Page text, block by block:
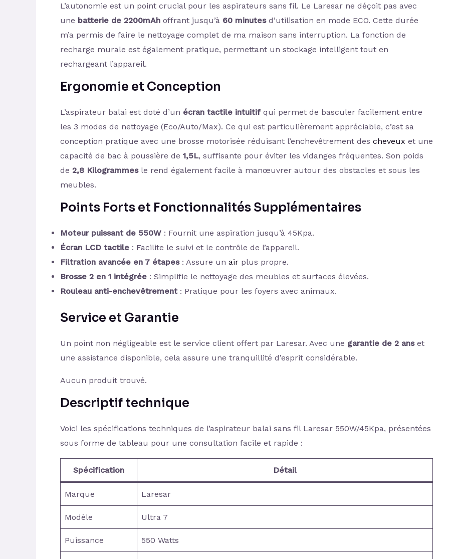
L’autonomie est un point crucial pour les aspirateurs sans fil. Le Laresar ne déçoit pas avec
une batterie de 2200mAh offrant jusqu’à 60 minutesd’utilisation en mode ECO. Cette durée
m’a permis de faire le nettoyage complet de ma maison sans interruption. La fonction de
recharge murale est également pratique, permettant un stockage intelligent tout en
rechargeant l’appareil.
Ergonomie et Conception
L’aspirateur balai est doté d’un écran tactile intuitif qui permet de basculer facilement entre
les 3 modes de nettoyage (Eco/Auto/Max). Ce qui est particulièrement appréciable, c’est sa
conception pratique avec une brosse motorisée réduisant l’enchevêtrement des cheveux et une
capacité de bac à poussière de 1,5L, suffisante pour éviter les vidanges fréquentes. Son poids
de 2,8 Kilogrammesle rend également facile à manœuvrer autour des obstacles et sous les
meubles.
Points Forts et Fonctionnalités Supplémentaires
Moteur puissant de 550W : Fournit une aspiration jusqu’à 45Kpa.
Écran LCD tactile : Facilite le suivi et le contrôle de l’appareil.
Filtration avancée en 7 étapes: Assure un air plus propre.
Brosse 2 en 1 intégrée : Simplifie le nettoyage des meubles et surfaces élevées.
Rouleau anti-enchevêtrement: Pratique pour les foyers avec animaux.
Service et Garantie
Un point non négligeable est le service client offert par Laresar. Avec une garantie de 2 anset
une assistance disponible, cela assure une tranquillité d’esprit considérable.
Aucun produit trouvé.
Descriptif technique
Voici les spécifications techniques de l’aspirateur balai sans fil Laresar 550W/45Kpa, présentées
sous forme de tableau pour une consultation facile et rapide :
Spécification Détail
Marque Laresar
Modèle Ultra 7
Puissance 550 Watts